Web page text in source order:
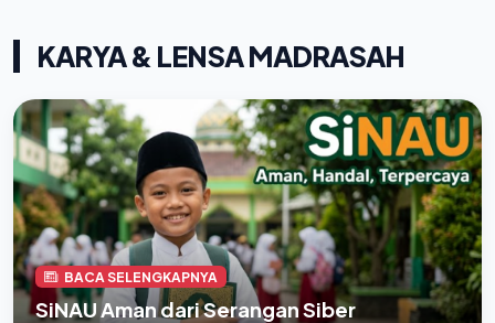
KARYA & LENSA MADRASAH
BACA SELENGKAPNYA
SiNAU Aman dari Serangan Siber